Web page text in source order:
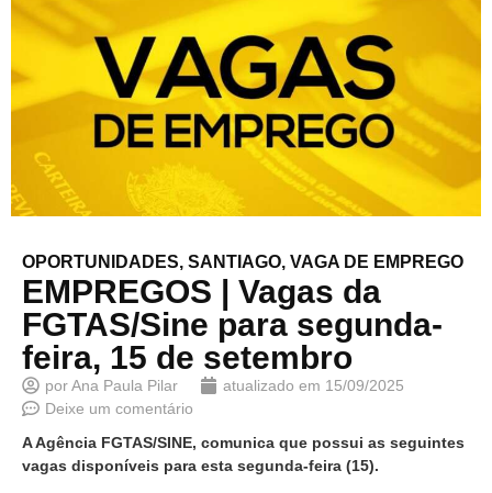
OPORTUNIDADES, SANTIAGO, VAGA DE EMPREGO
EMPREGOS | Vagas da
FGTAS/Sine para segunda-
feira, 15 de setembro
porAna Paula Pilar atualizado em 15/09/2025
Deixe um comentário
A Agência FGTAS/SINE, comunica que possui as seguintes
vagas disponíveis para esta segunda-feira (15).